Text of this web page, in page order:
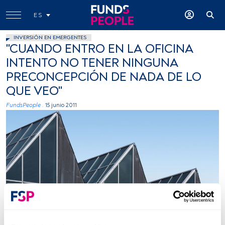
ES
INVERSIÓN EN EMERGENTES
"CUANDO ENTRO EN LA OFICINA
INTENTO NO TENER NINGUNA
PRECONCEPCIÓN DE NADA DE LO
QUE VEO"
FundsPeople . 15 junio 2011